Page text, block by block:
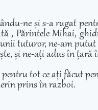
ne și s-a rugat
, Părintele Mihai,
tuturor, ne-am
și ne-ați adus în
tot ce ați făcut
prins în razboi.